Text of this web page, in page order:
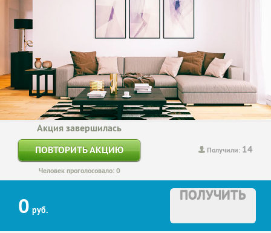
Получили: 14
Акция завершилась
ПОВТОРИТЬ АКЦИЮ
Человек проголосовало: 0
0 руб.
ПОЛУЧИТЬ